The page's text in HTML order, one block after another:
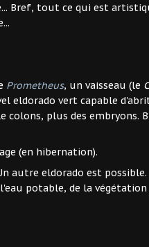
Bref, tout ce qui est
Prometheus, un vaisseau (le
eldorado vert capable
colons, plus des embryons.
(en hibernation).
autre eldorado est
potable, de la